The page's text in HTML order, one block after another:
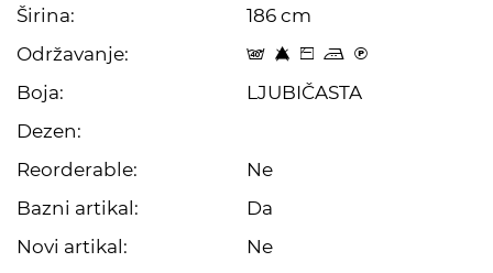
Širina:
186 cm
Održavanje:
t 8 Z p C
Boja:
LJUBIČASTA
Dezen:
Reorderable:
Ne
Bazni artikal:
Da
Novi artikal:
Ne